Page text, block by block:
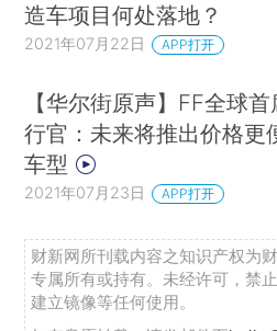
造车项目何处落地？
2021年07月22日 APP打开
【华尔街原声】FF全球首
行官：未来将推出价格更
车型
2021年07月23日 APP打开
财新网所刊载内容之知识产权为
专属所有或持有。未经许可，禁
建立镜像等任何使用。